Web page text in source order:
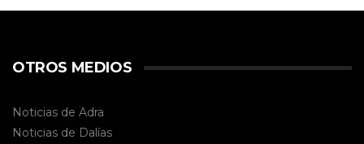
OTROS MEDIOS
Noticias de Adra
Noticias de Dalías